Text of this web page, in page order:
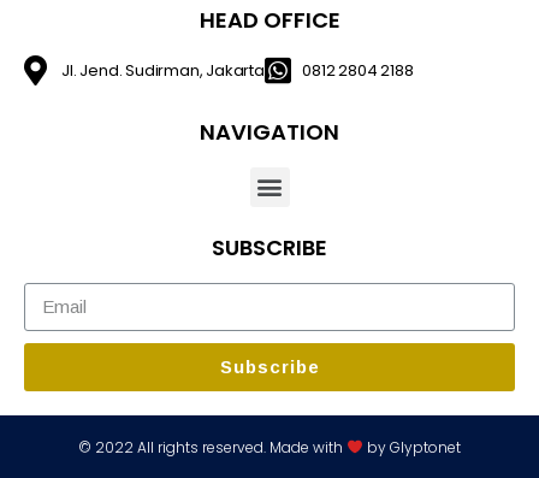
HEAD OFFICE
Jl. Jend. Sudirman, Jakarta 0812 2804 2188
NAVIGATION
SUBSCRIBE
Subscribe
© 2022 All rights reserved. Made with by Glyptonet